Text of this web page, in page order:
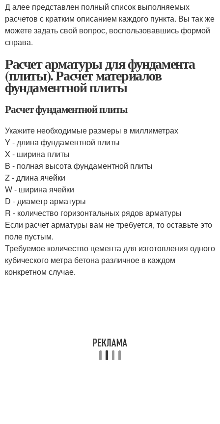
Д алее представлен полный список выполняемых
расчетов с кратким описанием каждого пункта. Вы так же
можете задать свой вопрос, воспользовавшись формой
справа.
Расчет арматуры для фундамента
(плиты). Расчет материалов
фундаментной плиты
Расчет фундаментной плиты
Укажите необходимые размеры в миллиметрах
Y - длина фундаментной плиты
X - ширина плиты
B - полная высота фундаментной плиты
Z - длина ячейки
W - ширина ячейки
D - диаметр арматуры
R - количество горизонтальных рядов арматуры
Если расчет арматуры вам не требуется, то оставьте это
поле пустым.
Требуемое количество цемента для изготовления одного
кубического метра бетона различное в каждом
конкретном случае.